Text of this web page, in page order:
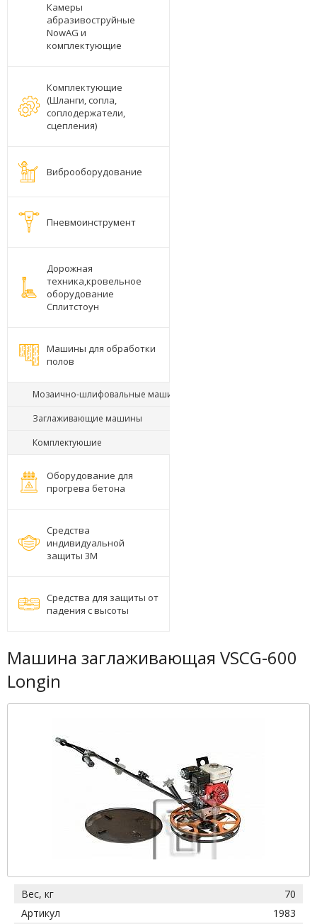
Камеры
абразивоструйные
NowAG и
комплектующие
Комплектующие
(Шланги, сопла,
соплодержатели,
сцепления)
Виброоборудование
Пневмоинструмент
Дорожная
техника,кровельное
оборудование
Сплитстоун
Машины для обработки
полов
Мозаично-шлифовальные машины
Заглаживающие машины
Комплектуюшие
Оборудование для
прогрева бетона
Средства
индивидуальной
защиты 3М
Средства для защиты от
падения с высоты
Машина заглаживающая VSCG-600
Longin
Вес, кг
70
Артикул
1983